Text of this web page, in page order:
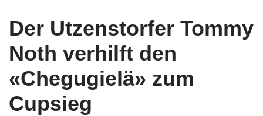
Der Utzenstorfer Tommy
Noth verhilft den
«Chegugielä» zum
Cupsieg